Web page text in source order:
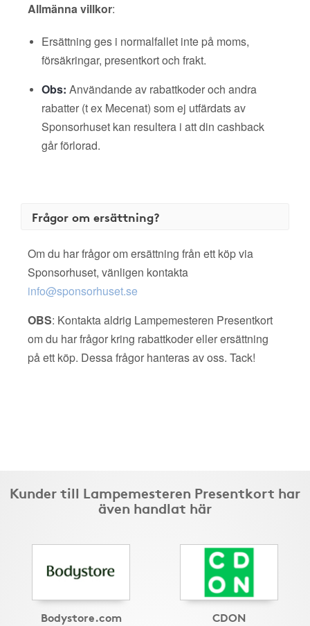
Allmänna villkor:
Ersättning ges i normalfallet inte på moms,
försäkringar, presentkort och frakt.
Obs: Användande av rabattkoder och andra
rabatter (t ex Mecenat) som ej utfärdats av
Sponsorhuset kan resultera i att din cashback
går förlorad.
Frågor om ersättning?
Om du har frågor om ersättning från ett köp via
Sponsorhuset, vänligen kontakta
info@sponsorhuset.se
OBS: Kontakta aldrig Lampemesteren Presentkort
om du har frågor kring rabattkoder eller ersättning
på ett köp. Dessa frågor hanteras av oss. Tack!
Kunder till Lampemesteren Presentkort har
även handlat här
Bodystore.com CDON